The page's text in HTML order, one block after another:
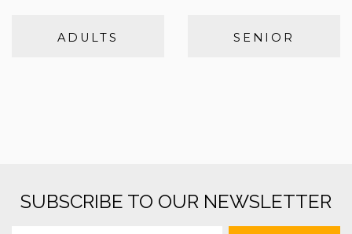
ADULTS SENIOR
SUBSCRIBE TO OUR NEWSLETTER